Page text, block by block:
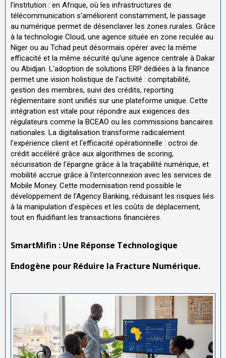
l'institution : en Afrique, où les infrastructures de
télécommunication s'améliorent constamment, le passage
au numérique permet de désenclaver les zones rurales. Grâce
à la technologie Cloud, une agence située en zone reculée au
Niger ou au Tchad peut désormais opérer avec la même
efficacité et la même sécurité qu'une agence centrale à Dakar
ou Abidjan. L'adoption de solutions ERP dédiées à la finance
permet une vision holistique de l'activité : comptabilité,
gestion des membres, suivi des crédits, reporting
réglementaire sont unifiés sur une plateforme unique. Cette
intégration est vitale pour répondre aux exigences des
régulateurs comme la BCEAO ou les commissions bancaires
nationales. La digitalisation transforme radicalement
l'expérience client et l'efficacité opérationnelle : octroi de
crédit accéléré grâce aux algorithmes de scoring,
sécurisation de l'épargne grâce à la traçabilité numérique, et
mobilité accrue grâce à l'interconnexion avec les services de
Mobile Money. Cette modernisation rend possible le
développement de l’Agency Banking, réduisant les risques liés
à la manipulation d’espèces et les coûts de déplacement,
tout en fluidifiant les transactions financières.
SmartMifin : Une Réponse Technologique
Endogène pour Réduire la Fracture Numérique.